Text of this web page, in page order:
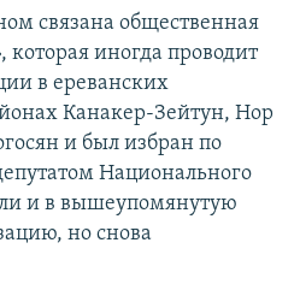
связана общественная
иногда проводит
в ереванских
Канакер-Зейтун, Нор
и был избран по
Национального
и в вышеупомянутую
но снова